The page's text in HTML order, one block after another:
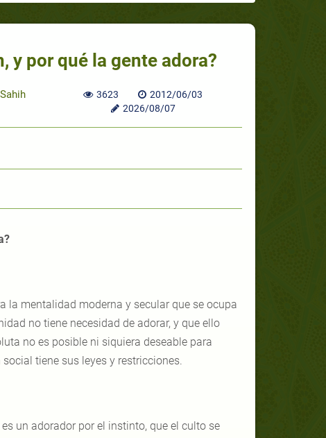
y por qué la gente adora?
3623
2012/06/03
2026/08/07
la mentalidad moderna y secular que se ocupa
no tiene necesidad de adorar, y que ello
no es posible ni siquiera deseable para
tiene sus leyes y restricciones.
un adorador por el instinto, que el culto se